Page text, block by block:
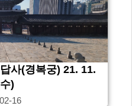
사(경복궁) 21. 11.
)
16